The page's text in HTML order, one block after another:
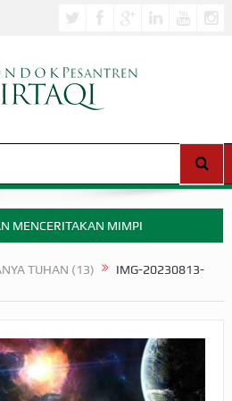
MENCERITAKAN MIMPI
PERANG BADAR
TUHAN (13)
IMG-20230813-